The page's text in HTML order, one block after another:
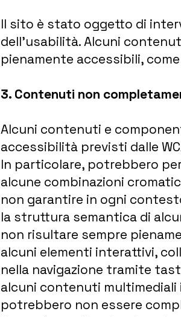
Il sito è stato oggetto di
dell’usabilità. Alcuni
pienamente accessibili,
3. Contenuti non
Alcuni contenuti e
accessibilità previsti dalle
In particolare, potrebbero
alcune combinazioni
non garantire in ogni
la struttura semantica di
non risultare sempre
alcuni elementi interattivi,
nella navigazione tramite
alcuni contenuti
potrebbero non essere